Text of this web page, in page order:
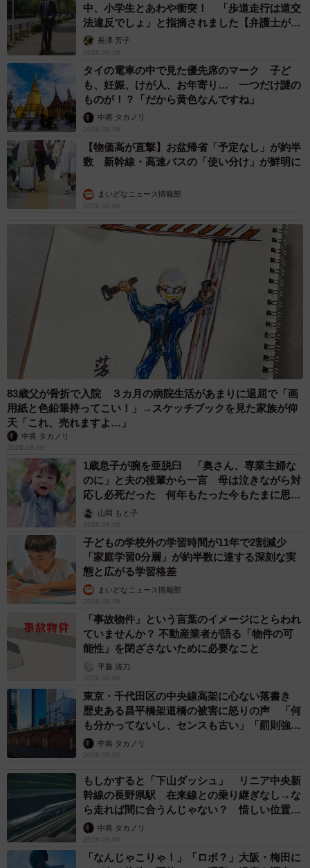
中、小学生とあわや衝突！ 「歩道走行は道交
法違反でしょ」と指摘されました【弁護士が解
説】長澤 芳子
2026.08.06
タイの電車の中で見た優先席のマーク 子ど
も、妊娠、けが人、お年寄り… 一つだけ謎の
ものが！？「だから黄色なんですね」
中将 タカノリ
2026.08.06
【物価高が直撃】お盆帰省「予定なし」が約半
数 新幹線・高速バスの「使い分け」が鮮明に
まいどなニュース情報部
2026.08.06
83歳父が骨折で入院 ３カ月の病院生活があまりに退屈で「画
用紙と色鉛筆持ってこい！」→スケッチブックを見た家族が仰
天「これ、売れますよ…」
中将 タカノリ
2026.08.06
1歳息子が腕を亜脱臼 「奥さん、専業主婦な
のに」と夫の後輩から一言 母は泣きながら対
応し必死だった 何年もたった今もたまに思い
出し…山岡 もと子
2026.08.06
子どもの学校外の学習時間が11年で2割減少
「家庭学習0分層」が約半数に達する深刻な実
態と広がる学習格差
まいどなニュース情報部
2026.08.06
「事故物件」という言葉のイメージにとらわれ
ていませんか？ 不動産業者が語る「物件の可
能性」を閉ざさないために必要なこと
平藤 清刀
2026.08.06
東京・千代田区の中央線高架に心ない落書き
歴史ある昌平橋架道橋の被害に怒りの声 「何
も分かってないし、センスも古い」「罰則強化
して」中将 タカノリ
2026.08.06
もしかすると「下山ダッシュ」 リニア中央新
幹線の長野県駅 在来線との乗り継ぎなし→な
ら走れば間に合うんじゃない？ 惜しい位置関
係が反響
中将 タカノリ
2026.08.06
「なんじゃこりゃ！」「ロボ？」大阪・梅田に